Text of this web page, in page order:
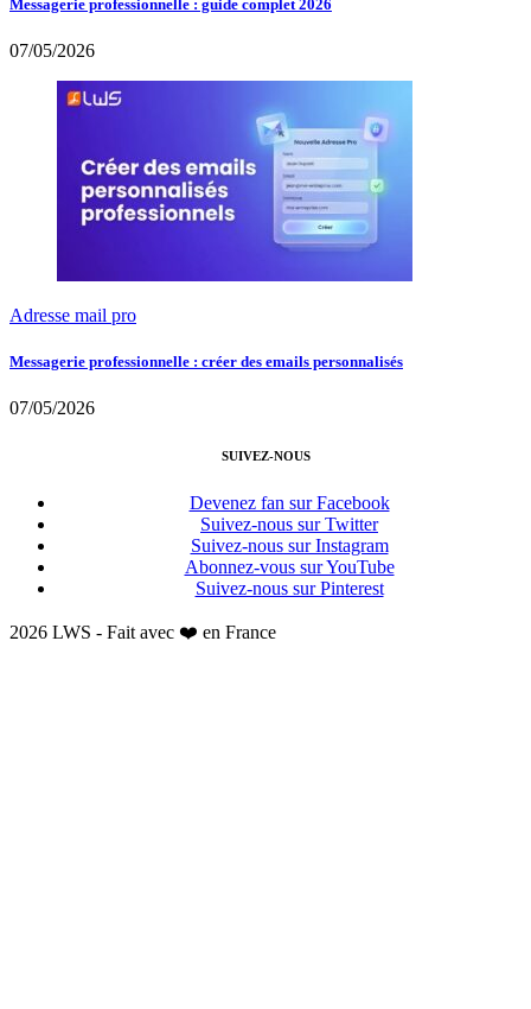
Messagerie professionnelle : guide complet 2026
07/05/2026
Adresse mail pro
Messagerie professionnelle : créer des emails personnalisés
07/05/2026
SUIVEZ-NOUS
Devenez fan sur Facebook
Suivez-nous sur Twitter
Suivez-nous sur Instagram
Abonnez-vous sur YouTube
Suivez-nous sur Pinterest
2026 LWS - Fait avec ❤️ en France